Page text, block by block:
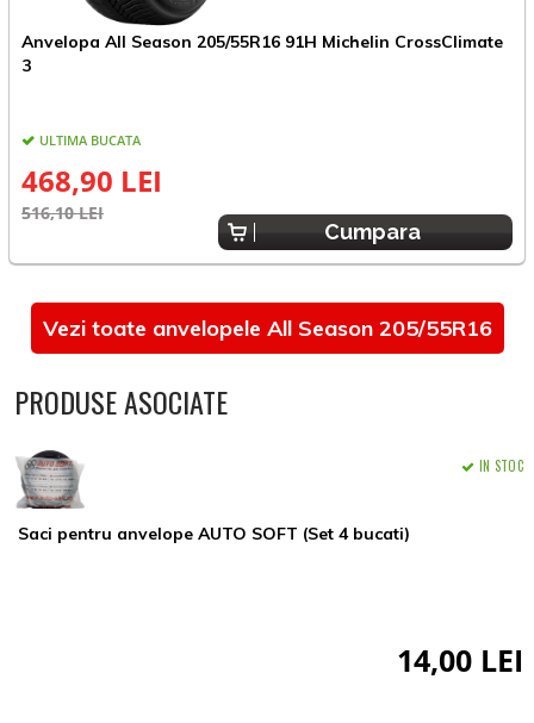
Anvelopa All Season 205/55R16 91H Michelin CrossClimate
3
ULTIMA BUCATA
468,90 LEI
516,10 LEI
Cumpara
Vezi toate anvelopele All Season 205/55R16
PRODUSE ASOCIATE
Saci pentru anvelope AUTO SOFT (Set 4 bucati)
IN STOC
14,00 LEI